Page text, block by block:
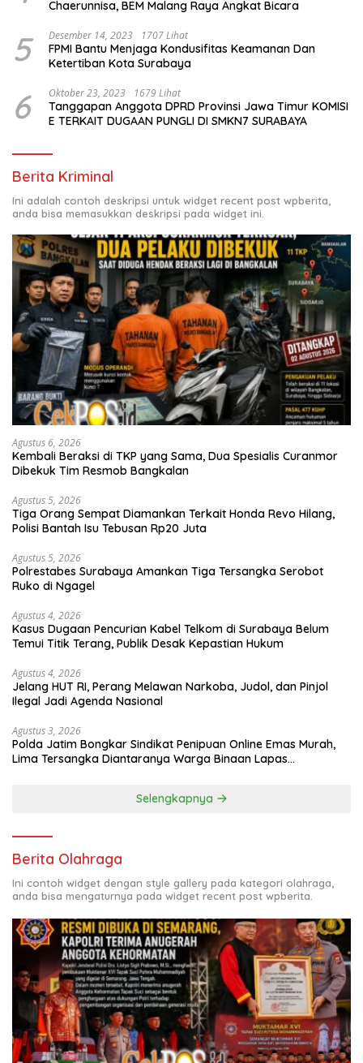
Chaerunnisa, BEM Malang Raya Angkat Bicara
5 Desember 14, 2023 1707 Lihat
FPMI Bantu Menjaga Kondusifitas Keamanan Dan
Ketertiban Kota Surabaya
6 Oktober 23, 2023 1679 Lihat
Tanggapan Anggota DPRD Provinsi Jawa Timur KOMISI
E TERKAIT DUGAAN PUNGLI DI SMKN7 SURABAYA
Berita Kriminal
Ini adalah contoh deskripsi untuk widget recent post wpberita,
anda bisa memasukkan deskripsi pada widget ini.
Agustus 6, 2026
Kembali Beraksi di TKP yang Sama, Dua Spesialis Curanmor
Dibekuk Tim Resmob Bangkalan
Agustus 5, 2026
Tiga Orang Sempat Diamankan Terkait Honda Revo Hilang,
Polisi Bantah Isu Tebusan Rp20 Juta
Agustus 5, 2026
Polrestabes Surabaya Amankan Tiga Tersangka Serobot
Ruko di Ngagel
Agustus 4, 2026
Kasus Dugaan Pencurian Kabel Telkom di Surabaya Belum
Temui Titik Terang, Publik Desak Kepastian Hukum
Agustus 4, 2026
Jelang HUT RI, Perang Melawan Narkoba, Judol, dan Pinjol
Ilegal Jadi Agenda Nasional
Agustus 3, 2026
Polda Jatim Bongkar Sindikat Penipuan Online Emas Murah,
Lima Tersangka Diantaranya Warga Binaan Lapas
Selengkapnya
Berita Olahraga
Ini contoh widget dengan style gallery pada kategori olahraga,
anda bisa mengaturnya pada widget recent post wpberita.